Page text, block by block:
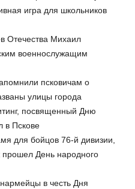
игра для школьников
Отечества Михаил
военнослужащим
псковичам о
улицы города
посвященный Дню
в Пскове
для бойцов 76-й дивизии,
прошел День народного
в честь Дня